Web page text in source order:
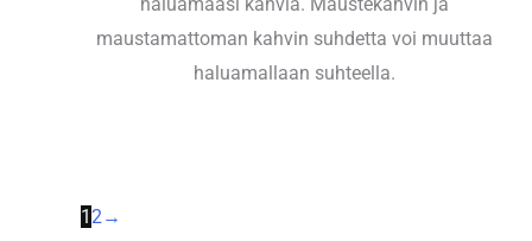
maustamattoman kahvin suhdetta voi muuttaa
haluamallaan suhteella.
1 2→